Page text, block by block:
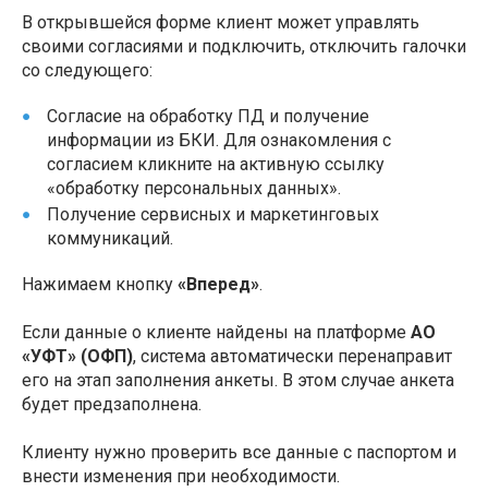
В открывшейся форме клиент может управлять
своими согласиями и подключить, отключить галочки
со следующего:
Согласие на обработку ПД и получение
информации из БКИ. Для ознакомления с
согласием кликните на активную ссылку
«обработку персональных данных».
Получение сервисных и маркетинговых
коммуникаций.
Нажимаем кнопку «Вперед».
Если данные о клиенте найдены на платформе АО
«УФТ» (ОФП), система автоматически перенаправит
его на этап заполнения анкеты. В этом случае анкета
будет предзаполнена.
Клиенту нужно проверить все данные с паспортом и
внести изменения при необходимости.